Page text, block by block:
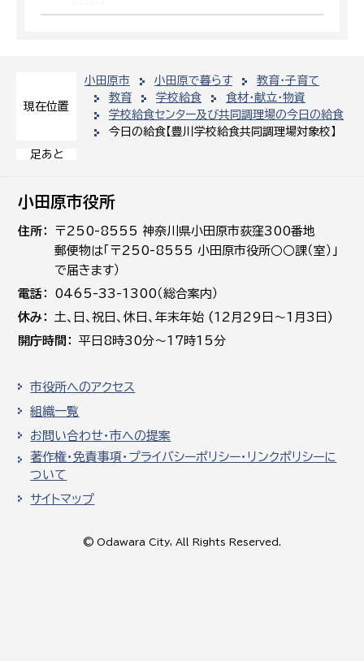
現在位置
小田原市 小田原で暮らす
教育・子育て
教育
学校給食
食材・献立・物資
学校給食センター及び共同調理場の今日の給食
今日の給食【豊川学校給食共同調理場対象校】
足あと
小田原市役所
住所
〒250-8555 神奈川県小田原市荻窪300番地
郵便物は「〒250-8555 小田原市役所○○課（室）」
で届きます）
電話
0465-33-1300（総合案内）
休み
土､日､祝日、休日、年末年始 (12月29日～1月3日)
開庁時間
平日8時30分～17時15分
市役所へのアクセス
組織一覧
お問い合わせ・市への提案
著作権・免責事項・プライバシーポリシー・リンクポリシーに
ついて
サイトマップ
© Odawara City, All Rights Reserved.